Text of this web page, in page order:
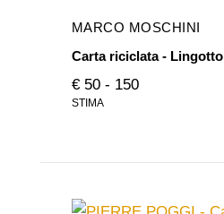
MARCO MOSCHINI
Carta riciclata - Lingotto
€ 50 - 150
STIMA